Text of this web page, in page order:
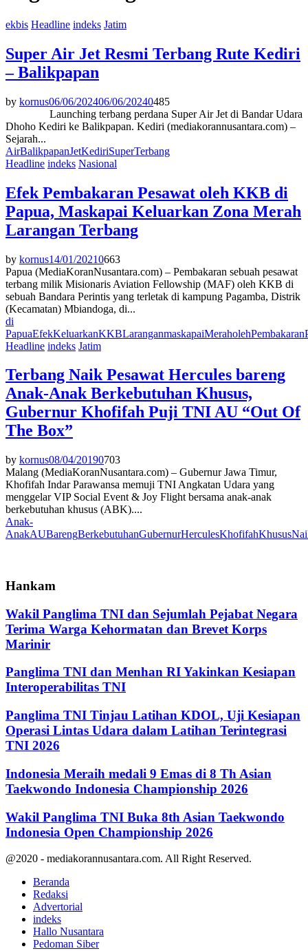
ekbis Headline indeks Jatim
Super Air Jet Resmi Terbang Rute Kediri
– Balikpapan
by kornus06/06/202406/06/20240485
Launching terbang perdana Super Air Jet di Bandar Udara
Dhoho Kediri ke Balikpapan. Kediri (mediakorannusantara.com) –
Sejarah...
AirBalikpapanJetKediriSuperTerbang
Headline indeks Nasional
Efek Pembakaran Pesawat oleh KKB di
Papua, Maskapai Keluarkan Zona Merah
Larangan Terbang
by kornus14/01/20210663
Papua (MediaKoranNusantara.com) – Pembakaran sebuah pesawat
terbang milik Misionaris Aviation Fellowship (MAF) oleh KKB di
sebuah Bandara Perintis yang terletak di kampung Pagamba, Distrik
(Kecamatan) Mbiandoga, di...
di
PapuaEfekKeluarkanKKBLaranganmaskapaiMeraholehPembakaran
Headline indeks Jatim
Terbang Naik Pesawat Hercules bareng
Anak-Anak Berkebutuhan Khusus,
Gubernur Khofifah Puji TNI AU “Out Of
The Box”
by kornus08/04/20190703
Malang (MediaKoranNusantara.com) – Gubernur Jawa Timur,
Khofifah Indar Parawansa memuji TNI Angkatan Udara yang
menggelar VIP Social Event & Joy Flight bersama anak-anak
berkebutuhan khusus (ABK)....
Anak-
AnakAUBarengBerkebutuhanGubernurHerculesKhofifahKhusus
Hankam
Wakil Panglima TNI dan Sejumlah Pejabat Negara
Terima Warga Kehormatan dan Brevet Korps
Marinir
Panglima TNI dan Menhan RI Yakinkan Kesiapan
Interoperabilitas TNI
Panglima TNI Tinjau Latihan KDOL, Uji Kesiapan
Operasi Lintas Udara dalam Latihan Terintegrasi
TNI 2026
Indonesia Meraih medali 9 Emas di 8 Th Asian
Taekwondo Indonesia Championship 2026
Wakil Panglima TNI Buka 8th Asian Taekwondo
Indonesia Open Championship 2026
@2020 - mediakorannusantara.com. All Right Reserved.
Beranda
Redaksi
Advertorial
indeks
Hallo Nusantara
Pedoman Siber